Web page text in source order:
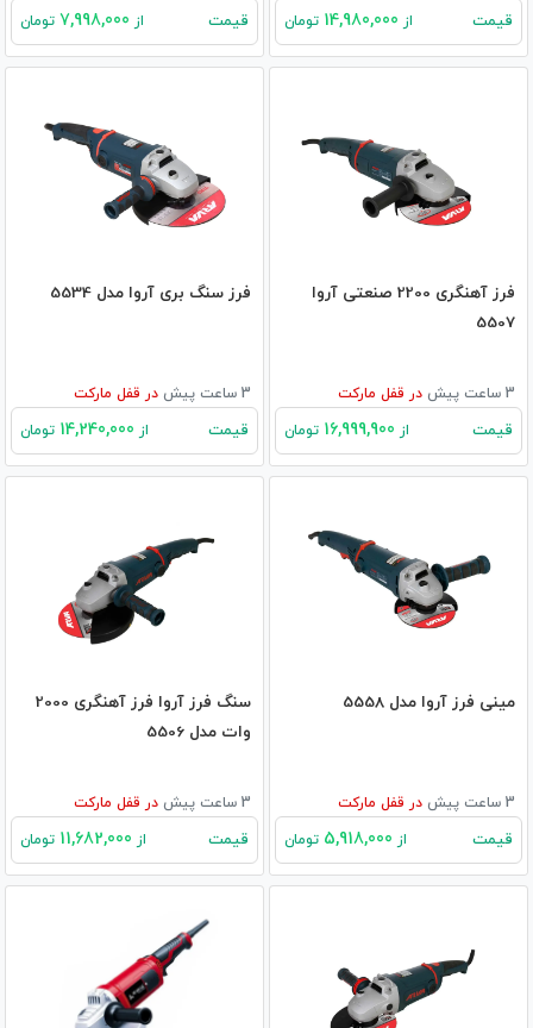
قیمت از تومان قیمت از تومان
فرز آهنگری 2200 صنعتی آروا
5507
3 ساعت پیش در قفل مارکت
قیمت از تومان
فرز سنگ بری آروا مدل 5534
3 ساعت پیش در قفل مارکت
قیمت از تومان
مینی فرز آروا مدل 5558
3 ساعت پیش در قفل مارکت
قیمت از تومان
سنگ فرز آروا فرز آهنگری 2000
وات مدل 5506
3 ساعت پیش در قفل مارکت
قیمت از تومان